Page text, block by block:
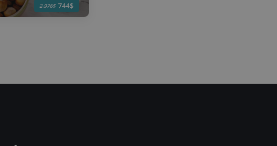
2.976$ 744$